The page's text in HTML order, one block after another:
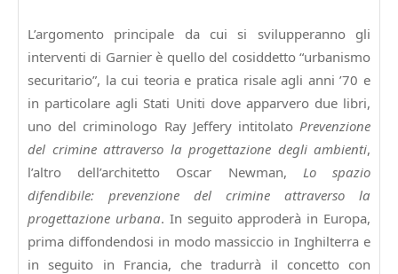
L’argomento principale da cui si svilupperanno gli
interventi di Garnier è quello del cosiddetto “urbanismo
securitario”, la cui teoria e pratica risale agli anni ’70 e
in particolare agli Stati Uniti dove apparvero due libri,
uno del criminologo Ray Jeffery intitolato Prevenzione
del crimine attraverso la progettazione degli ambienti,
l’altro dell’architetto Oscar Newman, Lo spazio
difendibile: prevenzione del crimine attraverso la
progettazione urbana. In seguito approderà in Europa,
prima diffondendosi in modo massiccio in Inghilterra e
in seguito in Francia, che tradurrà il concetto con